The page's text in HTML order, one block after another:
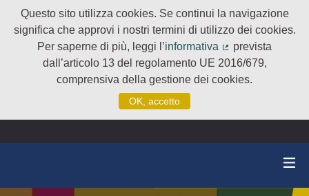
Questo sito utilizza cookies. Se continui la navigazione
significa che approvi i nostri termini di utilizzo dei cookies.
Per saperne di più, leggi l’informativa
(Collegamento
prevista
dall’articolo 13 del regolamento UE 2016/679,
comprensiva della gestione dei cookies.
OK, accetto